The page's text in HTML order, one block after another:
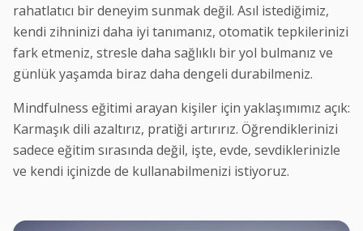
rahatlatıcı bir deneyim sunmak değil. Asıl istediğimiz,
kendi zihninizi daha iyi tanımanız, otomatik tepkilerinizi
fark etmeniz, stresle daha sağlıklı bir yol bulmanız ve
günlük yaşamda biraz daha dengeli durabilmeniz.
Mindfulness eğitimi arayan kişiler için yaklaşımımız açık:
Karmaşık dili azaltırız, pratiği artırırız. Öğrendiklerinizi
sadece eğitim sırasında değil, işte, evde, sevdiklerinizle
ve kendi içinizde de kullanabilmenizi istiyoruz.